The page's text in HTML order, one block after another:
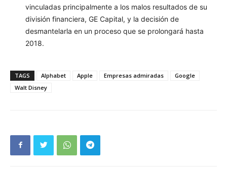
vinculadas principalmente a los malos resultados de su
división financiera, GE Capital, y la decisión de
desmantelarla en un proceso que se prolongará hasta
2018.
TAGS Alphabet Apple Empresas admiradas
Google
Walt Disney